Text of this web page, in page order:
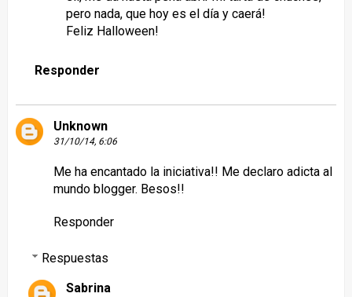
pero nada, que hoy es el día y caerá!
Feliz Halloween!
Responder
Unknown
31/10/14, 6:06
Me ha encantado la iniciativa!! Me declaro adicta al
mundo blogger. Besos!!
Responder
Respuestas
Sabrina